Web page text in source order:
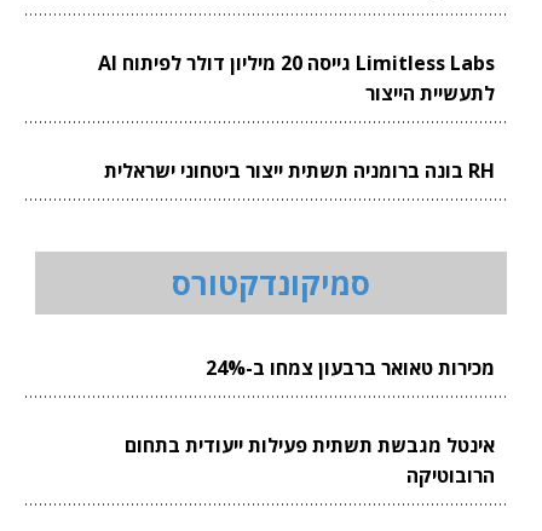
Limitless Labs גייסה 20 מיליון דולר לפיתוח AI
לתעשיית הייצור
RH בונה ברומניה תשתית ייצור ביטחוני ישראלית
סמיקונדקטורס
מכירות טאואר ברבעון צמחו ב-24%
אינטל מגבשת תשתית פעילות ייעודית בתחום
הרובוטיקה